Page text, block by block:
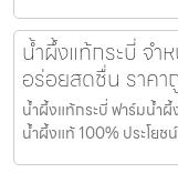
น้ำผึ้งแท้กระบี่ จำ
อร่อยสดชื่น ราคา
น้ำผึ้งแท้กระบี่ ฟาร์มน้ำ
น้ำผึ้งแท้ 100% ประโยช